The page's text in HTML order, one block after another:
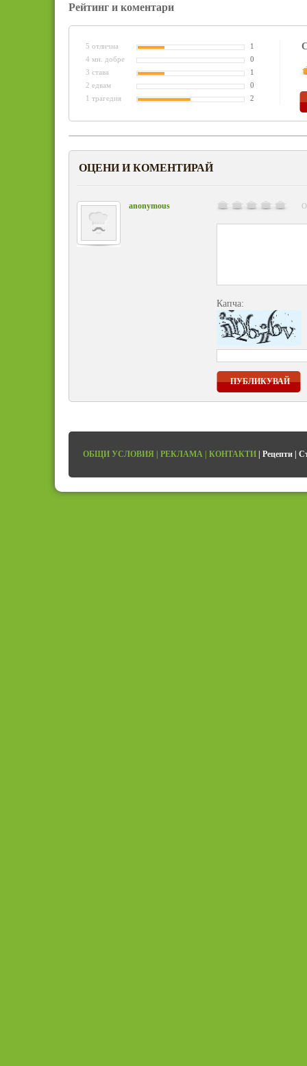
Рейтинг и коментари
5 отлична
1
4 мн. добре
0
3 става
1
2 едвам
0
1 трагедия
2
ОЦЕНИ И КОМЕНТИРАЙ
anonymous
Капча:
ПУБЛИКУВАЙ
ОБЩИ УСЛОВИЯ | РЕКЛАМА | КОНТАКТИ | Рецепти |